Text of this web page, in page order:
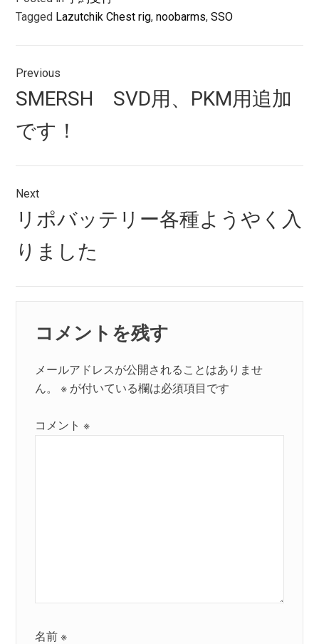
Tagged Lazutchik Chest rig,noobarms,SSO
投
稿
ナ
ビ
ゲ
ー
シ
ョ
Previous
Previous
post:
SMERSH SVD用、PKM用追加
です！
Next
Next
post:
リポバッテリー各種ようやく入
りました
コメントを残す
メールアドレスが公開されることはありませ
ん。
※ が付いている欄は必須項目です
コメント※
名前※